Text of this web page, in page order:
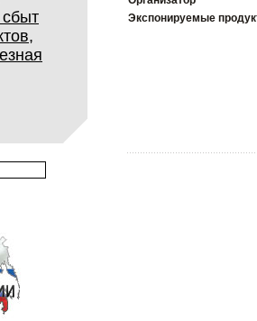
сбыт
Экспонируемые